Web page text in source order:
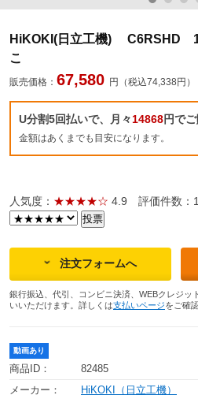
HiKOKI(日立工機) C6RSHD
こ
販売価格： 67,580 円（税込74,338円）
U分割5回払いで、月々14868円で
金額はあくまでも目安になります。
人気度： ★★★★☆ 4.9 評価件数：
注文フォームへ
銀行振込、代引、コンビニ決済、WEBクレジッ
いいただけます。詳しくは支払いページをご確
動画あり
商品ID：
82485
メーカー：
HiKOKI（日立工機）